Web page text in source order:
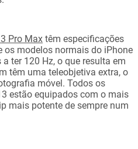
Pro Max têm especificações
os modelos normais do iPhone
ter 120 Hz, o que resulta em
têm uma teleobjetiva extra, o
móvel. Todos os
estão equipados com o mais
mais potente de sempre num